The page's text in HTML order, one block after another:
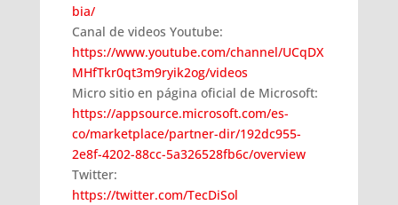
bia/
Canal de videos Youtube:
https://www.youtube.com/channel/UCqDX
MHfTkr0qt3m9ryik2og/videos
Micro sitio en página oficial de Microsoft:
https://appsource.microsoft.com/es-
co/marketplace/partner-dir/192dc955-
2e8f-4202-88cc-5a326528fb6c/overview
Twitter:
https://twitter.com/TecDiSol